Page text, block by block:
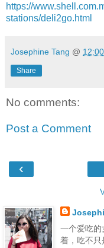
https://
stations/deli2go.html
Josephine Tang @
Share
No comments:
Post a Comment
‹
一个爱吃的
着，吃不只